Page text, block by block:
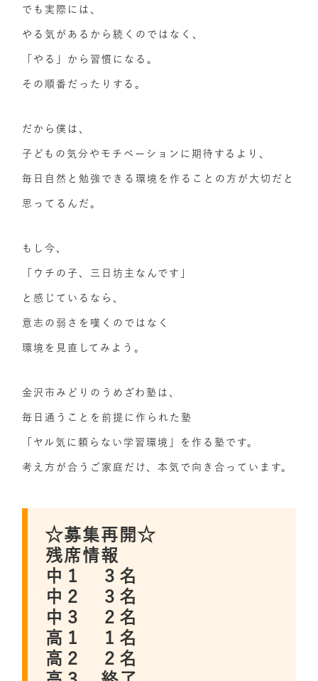
でも実際には、
やる気があるから続くのではなく、
「やる」から習慣になる。
その順番だったりする。
だから僕は、
子どもの気分やモチベーションに期待するより、
毎日自然と勉強できる環境を作ることの方が大切だと
思ってるんだ。
もし今、
「ウチの子、三日坊主なんです」
と感じているなら、
意志の弱さを嘆くのではなく
環境を見直してみよう。
金沢市みどりのうめざわ塾は、
毎日通うことを前提に作られた塾
「ヤル気に頼らない学習環境」を作る塾です。
考え方が合うご家庭だけ、本気で向き合っています。
☆募集再開☆
残席情報
中１ ３名
中２ ３名
中３ ２名
高１ １名
高２ ２名